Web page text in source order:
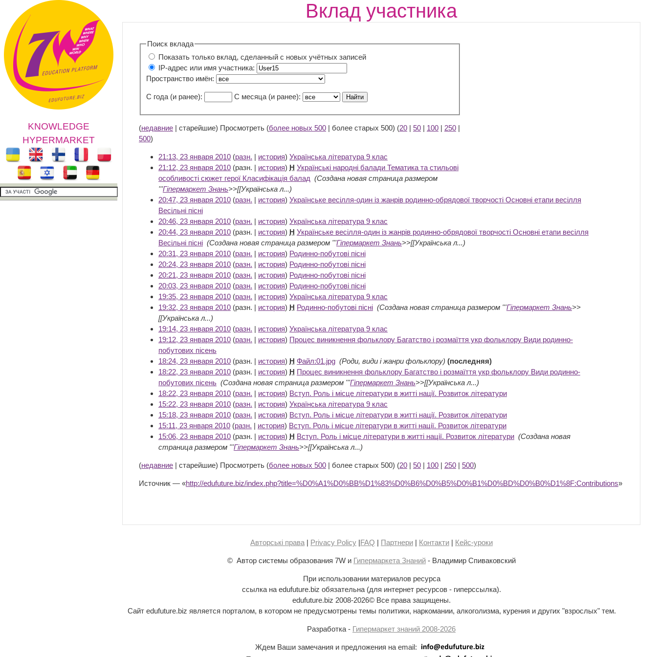
KNOWLEDGE
HYPERMARKET
Вклад участника
Поиск вклада
Показать только вклад, сделанный с новых учётных записей
IP-адрес или имя участника:
Пространство имён:
С года (и ранее): С месяца (и ранее):
(недавние | старейшие) Просмотреть (более новых 500 | более старых 500) (20 | 50 | 100 | 250 |
500)
21:13, 23 января 2010 (разн. | история) Українська література 9 клас
21:12, 23 января 2010 (разн. | история) Н Українські народні балади Тематика та стильові
особливості сюжет герої Класифікація балад (Создана новая страница размером
'''Гіпермаркет Знань>>[[Українська л...)
20:47, 23 января 2010 (разн. | история) Українське весілля-один із жанрів родинно-обрядової творчості Основні етапи весілля
Весільні пісні
20:46, 23 января 2010 (разн. | история) Українська література 9 клас
20:44, 23 января 2010 (разн. | история) Н Українське весілля-один із жанрів родинно-обрядової творчості Основні етапи весілля
Весільні пісні (Создана новая страница размером '''Гіпермаркет Знань>>[[Українська л...)
20:31, 23 января 2010 (разн. | история) Родинно-побутові пісні
20:24, 23 января 2010 (разн. | история) Родинно-побутові пісні
20:21, 23 января 2010 (разн. | история) Родинно-побутові пісні
20:03, 23 января 2010 (разн. | история) Родинно-побутові пісні
19:35, 23 января 2010 (разн. | история) Українська література 9 клас
19:32, 23 января 2010 (разн. | история) Н Родинно-побутові пісні (Создана новая страница размером '''Гіпермаркет Знань>>
[[Українська л...)
19:14, 23 января 2010 (разн. | история) Українська література 9 клас
19:12, 23 января 2010 (разн. | история) Процес виникнення фольклору Багатство і розмаїття укр фольклору Види родинно-
побутових пісень
18:24, 23 января 2010 (разн. | история) Н Файл:01.jpg (Роди, види і жанри фольклору) (последняя)
18:22, 23 января 2010 (разн. | история) Н Процес виникнення фольклору Багатство і розмаїття укр фольклору Види родинно-
побутових пісень (Создана новая страница размером '''Гіпермаркет Знань>>[[Українська л...)
18:22, 23 января 2010 (разн. | история) Вступ. Роль і місце літератури в житті нації. Розвиток літератури
15:22, 23 января 2010 (разн. | история) Українська література 9 клас
15:18, 23 января 2010 (разн. | история) Вступ. Роль і місце літератури в житті нації. Розвиток літератури
15:11, 23 января 2010 (разн. | история) Вступ. Роль і місце літератури в житті нації. Розвиток літератури
15:06, 23 января 2010 (разн. | история) Н Вступ. Роль і місце літератури в житті нації. Розвиток літератури (Создана новая
страница размером '''Гіпермаркет Знань>>[[Українська л...)
(недавние | старейшие) Просмотреть (более новых 500 | более старых 500) (20 | 50 | 100 | 250 | 500)
Источник — «http://edufuture.biz/index.php?title=%D0%A1%D0%BB%D1%83%D0%B6%D0%B5%D0%B1%D0%BD%D0%B0%D1%8F:Contributions»
Авторські права | Privacy Policy |FAQ | Партнери | Контакти | Кейс-уроки
© Автор системы образования 7W и Гипермаркета Знаний - Владимир Спиваковский
При использовании материалов ресурса
ссылка на edufuture.biz обязательна (для интернет ресурсов - гиперссылка).
edufuture.biz 2008-2026© Все права защищены.
Сайт edufuture.biz является порталом, в котором не предусмотрены темы политики, наркомании, алкоголизма, курения и других "взрослых" тем.
Разработка - Гипермаркет знаний 2008-2026
Ждем Ваши замечания и предложения на email: